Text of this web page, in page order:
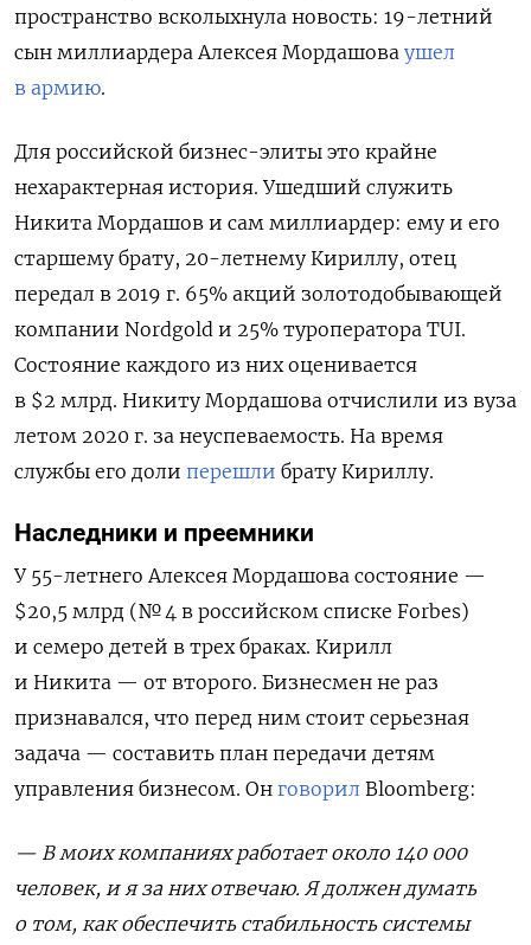
пространство всколыхнула новость: 19-летний
сын миллиардера Алексея Мордашова ушел
в армию.
Для российской бизнес-элиты это крайне
нехарактерная история. Ушедший служить
Никита Мордашов и сам миллиардер: ему и его
старшему брату, 20-летнему Кириллу, отец
передал в 2019 г. 65% акций золотодобывающей
компании Nordgold и 25% туроператора TUI.
Состояние каждого из них оценивается
в $2 млрд. Никиту Мордашова отчислили из вуза
летом 2020 г. за неуспеваемость. На время
службы его доли перешли брату Кириллу.
Наследники и преемники
У 55-летнего Алексея Мордашова состояние —
$20,5 млрд (№ 4 в российском списке Forbes)
и семеро детей в трех браках. Кирилл
и Никита — от второго. Бизнесмен не раз
признавался, что перед ним стоит серьезная
задача — составить план передачи детям
управления бизнесом. Он говорил Bloomberg:
— В моих компаниях работает около 140 000
человек, и я за них отвечаю. Я должен думать
о том, как обеспечить стабильность системы